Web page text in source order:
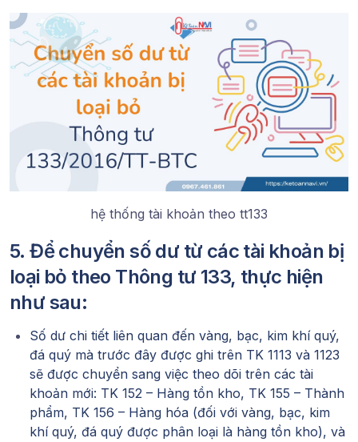
hệ thống tài khoản theo tt133
5. Để chuyển số dư từ các tài khoản bị
loại bỏ theo Thông tư 133, thực hiện
như sau:
Số dư chi tiết liên quan đến vàng, bạc, kim khí quý,
đá quý mà trước đây được ghi trên TK 1113 và 1123
sẽ được chuyển sang việc theo dõi trên các tài
khoản mới: TK 152 – Hàng tồn kho, TK 155 – Thành
phẩm, TK 156 – Hàng hóa (đối với vàng, bạc, kim
khí quý, đá quý được phân loại là hàng tồn kho), và